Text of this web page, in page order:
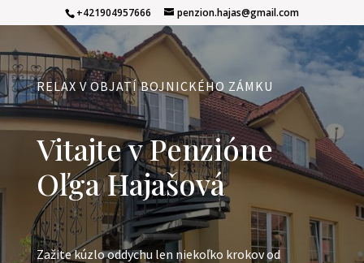
+421904957666 penzion.hajas@gmail.com
RELAX V OBJATÍ BOJNICKÉHO ZÁMKU
Vitajte v Penzióne
Oľga Hajašová
Zažite kúzlo oddychu len niekoľko krokov od